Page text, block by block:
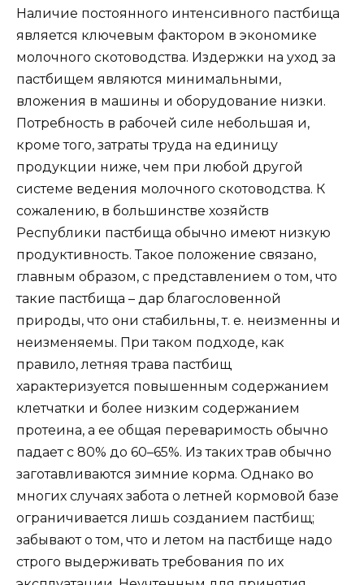
Наличие постоянного интенсивного пастбища
является ключевым фактором в экономике
молочного скотоводства. Издержки на уход за
пастбищем являются минимальными,
вложения в машины и оборудование низки.
Потребность в рабочей силе небольшая и,
кроме того, затраты труда на единицу
продукции ниже, чем при любой другой
системе ведения молочного скотоводства. К
сожалению, в большинстве хозяйств
Республики пастбища обычно имеют низкую
продуктивность. Такое положение связано,
главным образом, с представлением о том, что
такие пастбища – дар благословенной
природы, что они стабильны, т. е. неизменны и
неизменяемы. При таком подходе, как
правило, летняя трава пастбищ
характеризуется повышенным содержанием
клетчатки и более низким содержанием
протеина, а ее общая переваримость обычно
падает с 80% до 60–65%. Из таких трав обычно
заготавливаются зимние корма. Однако во
многих случаях забота о летней кормовой базе
ограничивается лишь созданием пастбищ;
забывают о том, что и летом на пастбище надо
строго выдерживать требования по их